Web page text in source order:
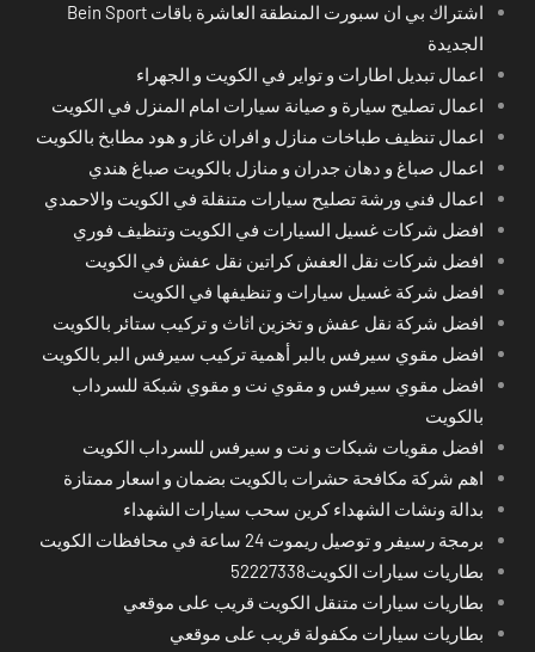
اشتراك بي ان سبورت المنطقة العاشرة باقات Bein Sport
الجديدة
اعمال تبديل اطارات و تواير في الكويت و الجهراء
اعمال تصليح سيارة و صيانة سيارات امام المنزل في الكويت
اعمال تنظيف طباخات منازل و افران غاز و هود مطابخ بالكويت
اعمال صباغ و دهان جدران و منازل بالكويت صباغ هندي
اعمال فني ورشة تصليح سيارات متنقلة في الكويت والاحمدي
افضل شركات غسيل السيارات في الكويت وتنظيف فوري
افضل شركات نقل العفش كراتين نقل عفش في الكويت
افضل شركة غسيل سيارات و تنظيفها في الكويت
افضل شركة نقل عفش و تخزين اثاث و تركيب ستائر بالكويت
افضل مقوي سيرفس بالبر أهمية تركيب سيرفس البر بالكويت
افضل مقوي سيرفس و مقوي نت و مقوي شبكة للسرداب
بالكويت
افضل مقويات شبكات و نت و سيرفس للسرداب الكويت
اهم شركة مكافحة حشرات بالكويت بضمان و اسعار ممتازة
بدالة ونشات الشهداء كرين سحب سيارات الشهداء
برمجة رسيفر و توصيل ريموت 24 ساعة في محافظات الكويت
بطاريات سيارات الكويت52227338
بطاريات سيارات متنقل الكويت قريب على موقعي
بطاريات سيارات مكفولة قريب على موقعي